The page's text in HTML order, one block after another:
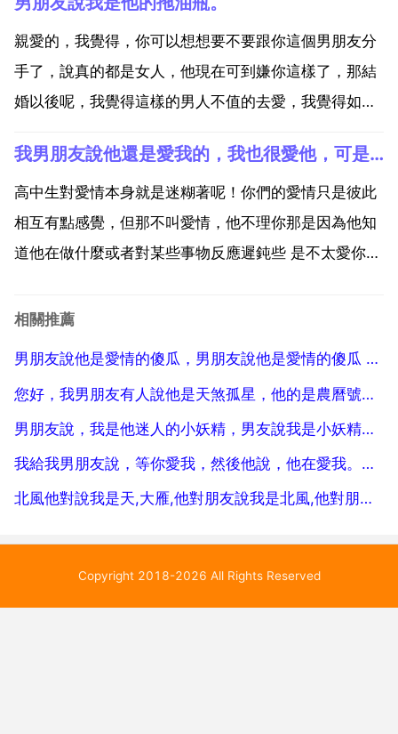
啊沒你他就不會動了，我男朋友說我就是他的動力！什
麼意思？10 意思他很愛你，希望給你乙個穩定 的生
活...
親愛的，我覺得，你可以想想要不要跟你這個男朋友分
手了，說真的都是女人，他現在可到嫌你這樣了，那結
婚以後呢，我覺得這樣的男人不值的去愛，我覺得如果
真跟你分的要不然你可以試試，你也可以再觀察觀察再
說，說實話你完全可以找到乙個更好的。不要太勉強自
己，已經做好...
我男朋友說他還是愛我的，我也很愛他，可是他是孤兒，他說他現在什麼都不能給我（我們都是高中生
高中生對愛情本身就是迷糊著呢！你們的愛情只是彼此
相互有點感覺，但那不叫愛情，他不理你那是因為他知
道他在做什麼或者對某些事物反應遲鈍些 是不太愛你
你，他會對你好的，如果他移情別戀了，那你放棄吧 情
相關推薦
男朋友說他是愛情的傻瓜，男朋友說他是愛情的傻瓜 壞笑
您好，我男朋友有人說他是天煞孤星，他的是農曆號，晚上8點，請您幫我看看怎樣化解，謝謝
男朋友說，我是他迷人的小妖精，男友說我是小妖精，什麼意思？
我給我男朋友說，等你愛我，然後他說，他在愛我。是什麼意思啊
北風他對說我是天,大雁,他對朋友說我是北風,他對朋友說我是
Copyright 2018-2026 All Rights Reserved